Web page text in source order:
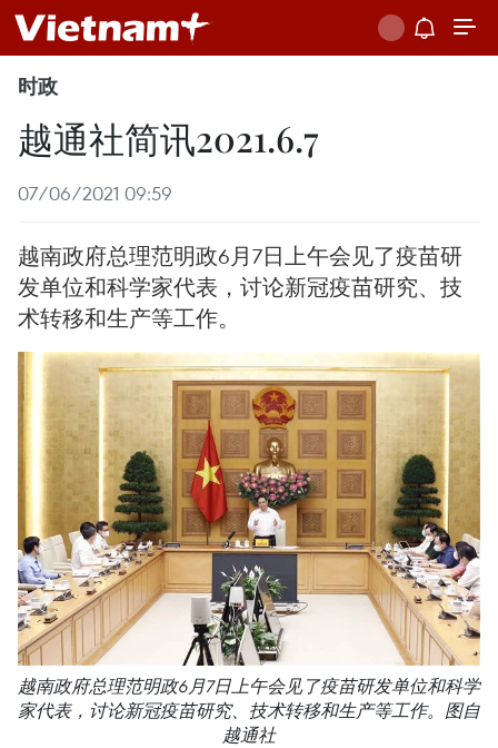
时政
越通社简讯2021.6.7
07/06/2021 09:59
越南政府总理范明政6月7日上午会见了疫苗研
发单位和科学家代表，讨论新冠疫苗研究、技
术转移和生产等工作。
越南政府总理范明政6月7日上午会见了疫苗研发单位和科学
家代表，讨论新冠疫苗研究、技术转移和生产等工作。图自
越通社